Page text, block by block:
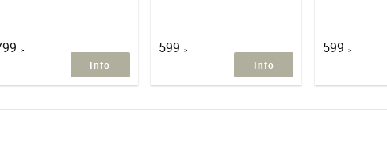
:-
Info
599 :-
Info
599 :-